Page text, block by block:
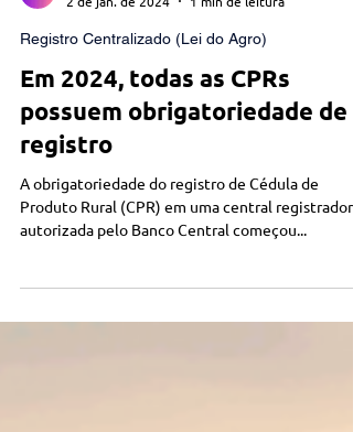
Sette.ag
2 de jan. de 2024
1 min de leitura
Registro Centralizado (Lei do Agro)
Em 2024, todas as CPRs
possuem obrigatoriedade de
registro
A obrigatoriedade do registro de Cédula de
Produto Rural (CPR) em uma central registradora